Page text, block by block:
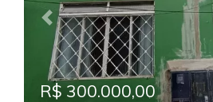
Previous
R$ 300.000,00